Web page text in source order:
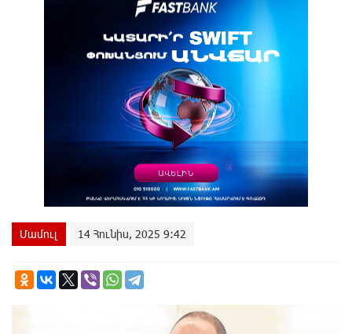
Մամուլ 14 Հունիս, 2025 9:42